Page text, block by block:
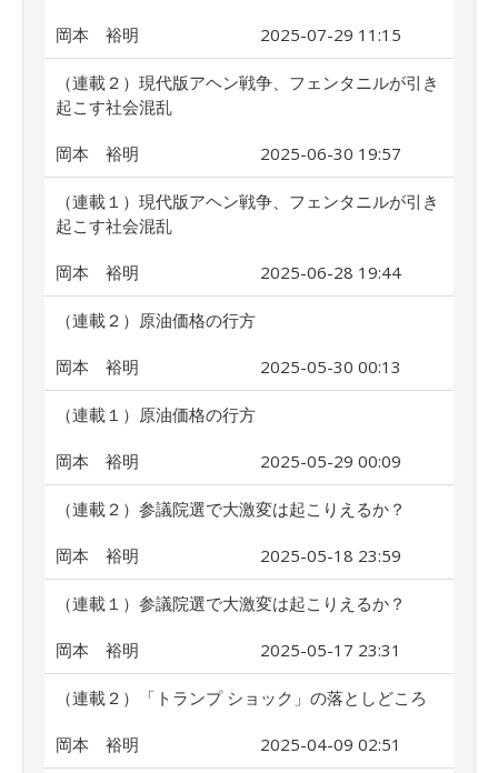
岡本 裕明 2025-07-29 11:15
（連載２）現代版アヘン戦争、フェンタニルが引き
起こす社会混乱
岡本 裕明 2025-06-30 19:57
（連載１）現代版アヘン戦争、フェンタニルが引き
起こす社会混乱
岡本 裕明 2025-06-28 19:44
（連載２）原油価格の行方
岡本 裕明 2025-05-30 00:13
（連載１）原油価格の行方
岡本 裕明 2025-05-29 00:09
（連載２）参議院選で大激変は起こりえるか？
岡本 裕明 2025-05-18 23:59
（連載１）参議院選で大激変は起こりえるか？
岡本 裕明 2025-05-17 23:31
（連載２）「トランプ ショック」の落としどころ
岡本 裕明 2025-04-09 02:51